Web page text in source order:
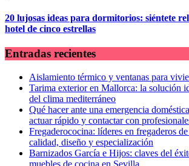
20 lujosas ideas para dormitorios: siéntete
hotel de cinco estrellas
Entradas recientes
Aislamiento térmico y ventanas para
Tarima exterior en Mallorca: la solución
del clima mediterráneo
Qué hacer ante una emergencia
actuar rápido y contactar con
Fregaderococina: líderes en fregaderos
calidad, diseño y especialización
Barnizados García e Hijos: claves del
muebles de cocina en Sevilla